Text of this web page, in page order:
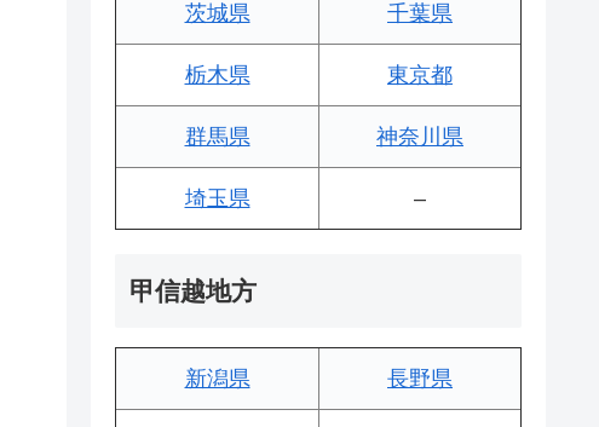
茨城県 千葉県
栃木県 東京都
群馬県 神奈川県
埼玉県 –
甲信越地方
新潟県 長野県